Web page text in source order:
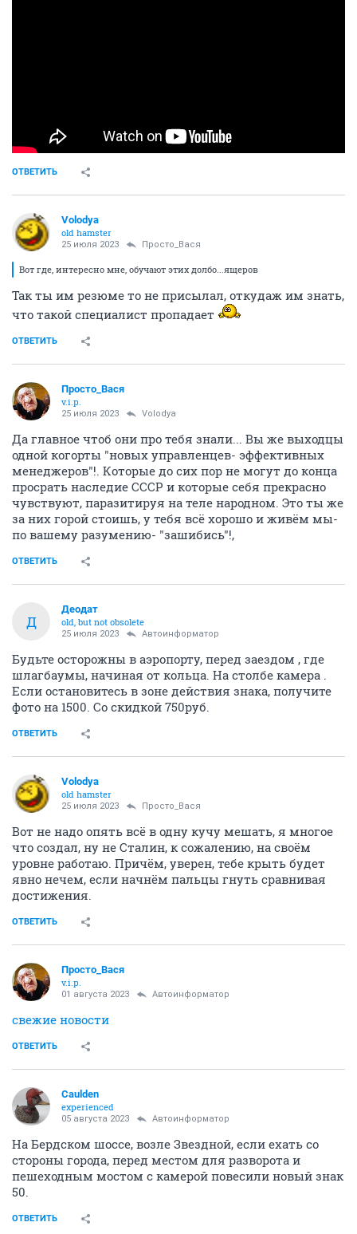
ОТВЕТИТЬ
Volodya
old hamster
25 июля 2023 Просто_Вася
Вот где, интересно мне, обучают этих долбо...ящеров
Так ты им резюме то не присылал, откудаж им знать,
что такой специалист пропадает
ОТВЕТИТЬ
Просто_Вася
v.i.p.
25 июля 2023 Volodya
Да главное чтоб они про тебя знали... Вы же выходцы
одной когорты "новых управленцев- эффективных
менеджеров"!. Которые до сих пор не могут до конца
просрать наследие СССР и которые себя прекрасно
чувствуют, паразитируя на теле народном. Это ты же
за них горой стоишь, у тебя всё хорошо и живём мы-
по вашему разумению- "зашибись"!,
ОТВЕТИТЬ
Д
Деодат
old, but not obsolete
25 июля 2023 Автоинформатор
Будьте осторожны в аэропорту, перед заездом , где
шлагбаумы, начиная от кольца. На столбе камера .
Если остановитесь в зоне действия знака, получите
фото на 1500. Со скидкой 750руб.
ОТВЕТИТЬ
Volodya
old hamster
25 июля 2023 Просто_Вася
Вот не надо опять всё в одну кучу мешать, я многое
что создал, ну не Сталин, к сожалению, на своём
уровне работаю. Причём, уверен, тебе крыть будет
явно нечем, если начнём пальцы гнуть сравнивая
достижения.
ОТВЕТИТЬ
Просто_Вася
v.i.p.
01 августа 2023 Автоинформатор
свежие новости
ОТВЕТИТЬ
Caulden
experienced
05 августа 2023 Автоинформатор
На Бердском шоссе, возле Звездной, если ехать со
стороны города, перед местом для разворота и
пешеходным мостом с камерой повесили новый знак
50.
ОТВЕТИТЬ